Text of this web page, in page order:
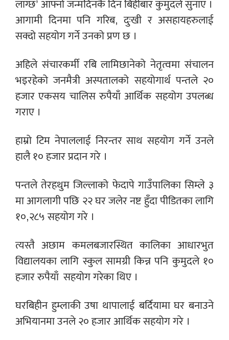
लाग्छ’ आफ्नो जन्मदिनकै दिन बिहीबार कुमुदले सुनाए ।
आगामी दिनमा पनि गरिब, दुःखी र असहायहरुलाई
सक्दो सहयोग गर्ने उनको प्रण छ ।
अहिले संचारकर्मी रबि लामिछानेको नेतृत्वमा संचालन
भइरहेको जनमैत्री अस्पतालको सहयोगार्थ पन्तले २०
हजार एकसय चालिस रुपैयाँ आर्थिक सहयोग उपलब्ध
गराए ।
हाम्रो टिम नेपाललाई निरन्तर साथ सहयोग गर्ने उनले
हालै १० हजार प्रदान गरे ।
पन्तले तेरहथुम जिल्लाको फेदापे गाउँपालिका सिम्ले ३
मा आगलागी पछि २२ घर जलेर नष्ट हुँदा पीडितका लागि
१०,२८५ सहयोग गरे ।
त्यस्तै अछाम कमलबजारस्थित कालिका आधारभुत
विद्यालयका लागि स्कुल सामग्री किन्न पनि कुमुदले १०
हजार रुपैयाँ सहयोग गरेका थिए ।
घरबिहीन हुम्लाकी उषा थापालाई बर्दियामा घर बनाउने
अभियानमा उनले २० हजार आर्थिक सहयोग गरे ।